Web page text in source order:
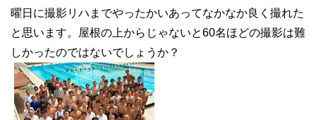
曜日に撮影リハまでやったかいあってなかなか良く撮れた
と思います。屋根の上からじゃないと60名ほどの撮影は難
しかったのではないでしょうか？